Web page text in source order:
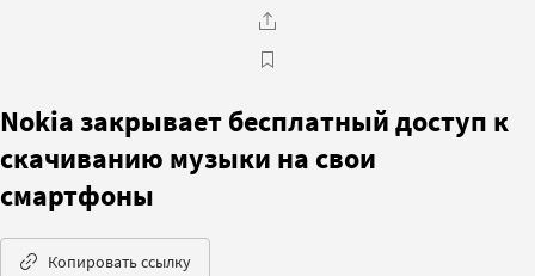
Nokia закрывает бесплатный доступ к
скачиванию музыки на свои
смартфоны
Копировать ссылку